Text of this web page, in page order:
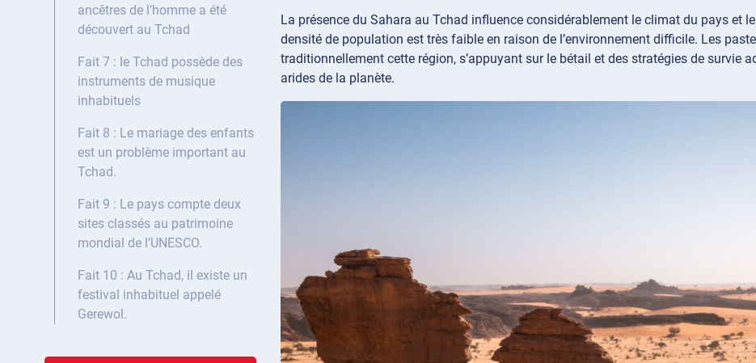
ancêtres de l’homme a été
découvert au Tchad
Fait 7 : le Tchad possède des
instruments de musique
inhabituels
Fait 8 : Le mariage des enfants
est un problème important au
Tchad.
Fait 9 : Le pays compte deux
sites classés au patrimoine
mondial de l’UNESCO.
Fait 10 : Au Tchad, il existe un
festival inhabituel appelé
Gerewol.
La présence du Sahara au Tchad influence considérablement le climat du pays et
densité de population est très faible en raison de l’environnement difficile. Les
traditionnellement cette région, s’appuyant sur le bétail et des stratégies de survie
arides de la planète.